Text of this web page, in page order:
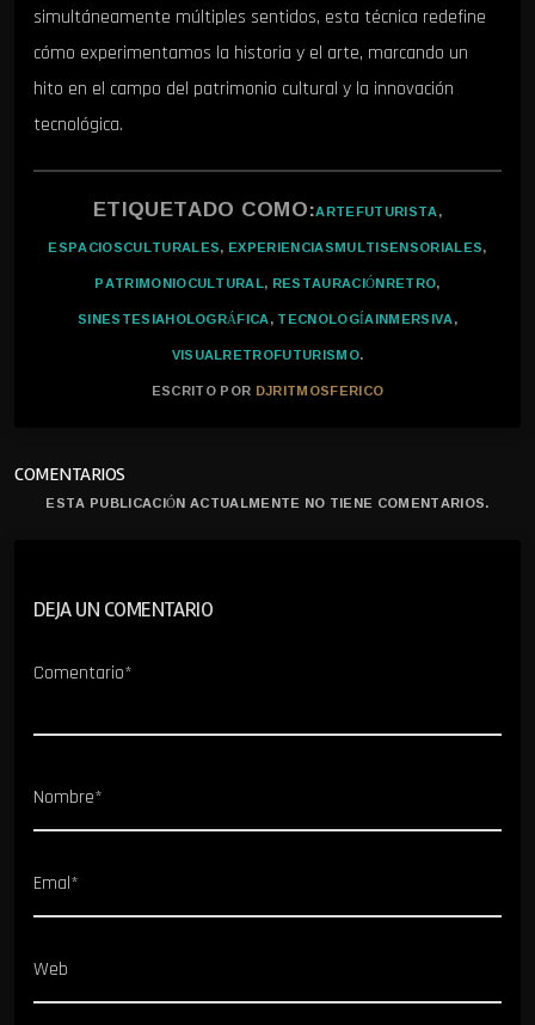
simultáneamente múltiples sentidos, esta técnica redefine
cómo experimentamos la historia y el arte, marcando un
hito en el campo del patrimonio cultural y la innovación
tecnológica.
ETIQUETADO COMO:ARTEFUTURISTA,
ESPACIOSCULTURALES, EXPERIENCIASMULTISENSORIALES,
PATRIMONIOCULTURAL, RESTAURACIÓNRETRO,
SINESTESIAHOLOGRÁFICA,TECNOLOGÍAINMERSIVA,
VISUALRETROFUTURISMO.
ESCRITO POR DJRITMOSFERICO
COMENTARIOS
ESTA PUBLICACIÓN ACTUALMENTE NO TIENE COMENTARIOS.
DEJA UN COMENTARIO
Comentario*
Nombre*
Emal*
Web